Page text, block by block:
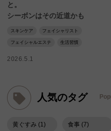
と。
シーボンはその近道かも
スキンケア フェイシャリスト
フェイシャルエステ 生活習慣
2026.5.1
人気のタグ
黄ぐすみ (1) 食事 (7)